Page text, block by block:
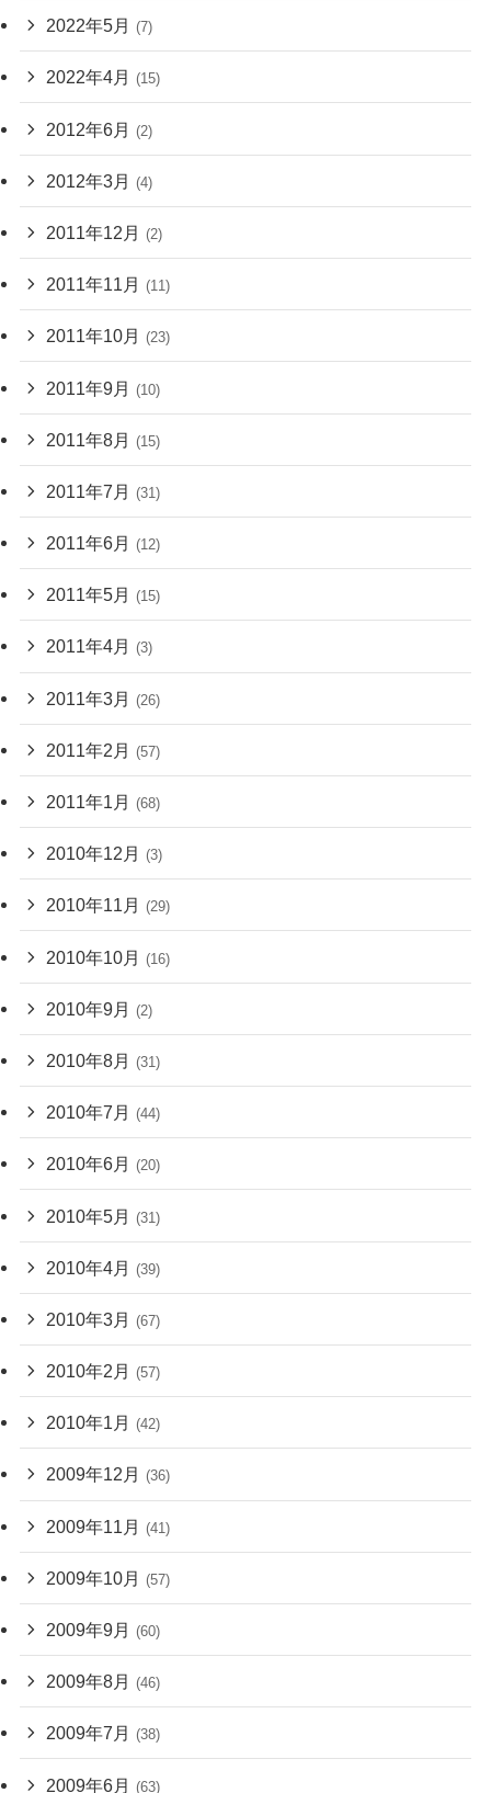
2022年5月 (7)
2022年4月 (15)
2012年6月 (2)
2012年3月 (4)
2011年12月 (2)
2011年11月 (11)
2011年10月 (23)
2011年9月 (10)
2011年8月 (15)
2011年7月 (31)
2011年6月 (12)
2011年5月 (15)
2011年4月 (3)
2011年3月 (26)
2011年2月 (57)
2011年1月 (68)
2010年12月 (3)
2010年11月 (29)
2010年10月 (16)
2010年9月 (2)
2010年8月 (31)
2010年7月 (44)
2010年6月 (20)
2010年5月 (31)
2010年4月 (39)
2010年3月 (67)
2010年2月 (57)
2010年1月 (42)
2009年12月 (36)
2009年11月 (41)
2009年10月 (57)
2009年9月 (60)
2009年8月 (46)
2009年7月 (38)
2009年6月 (63)